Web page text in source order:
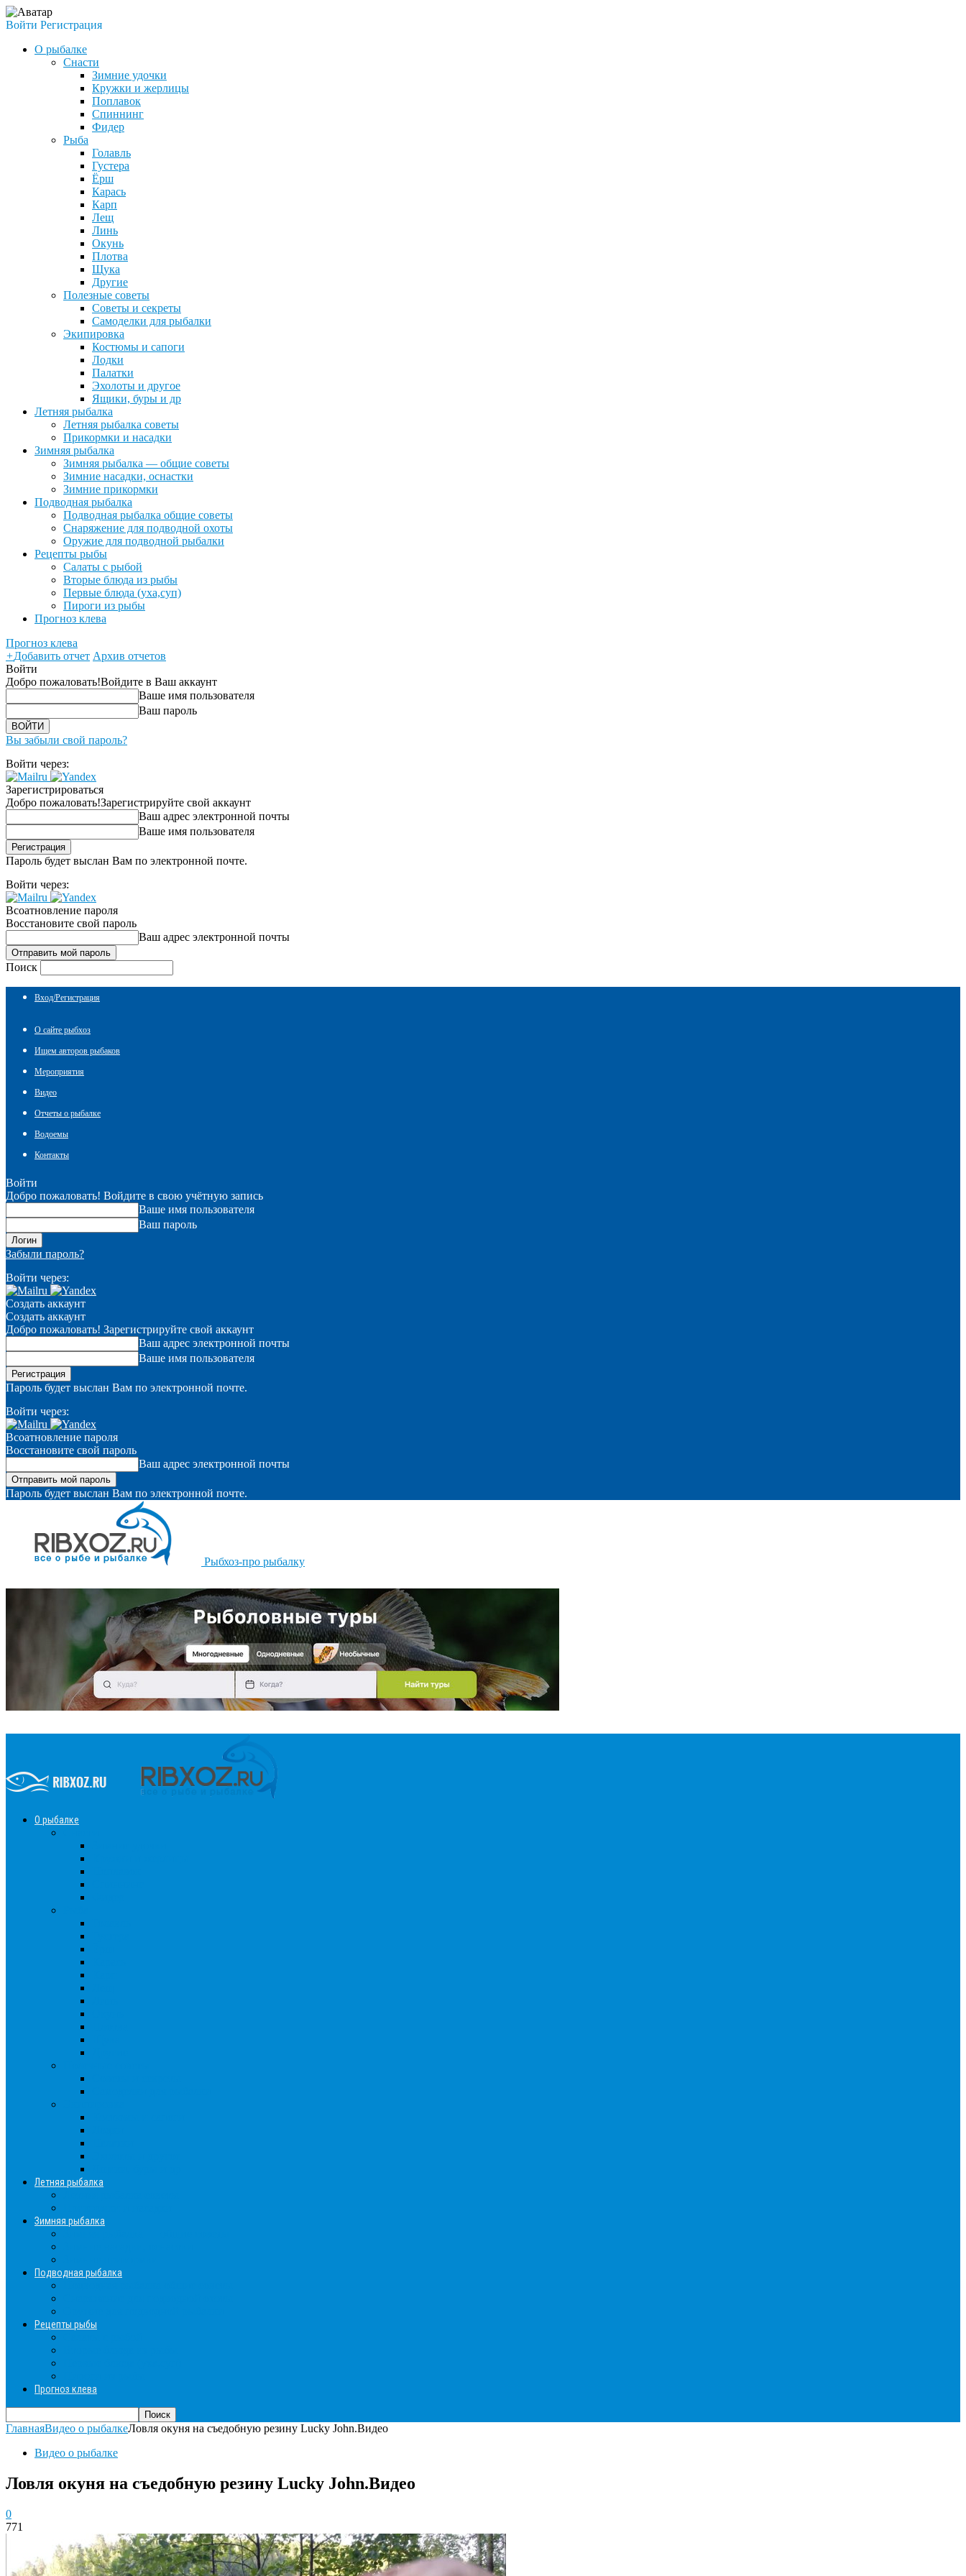
Войти Регистрация
О рыбалке
Снасти
Зимние удочки
Кружки и жерлицы
Поплавок
Спиннинг
Фидер
Рыба
Голавль
Густера
Ёрш
Карась
Карп
Лещ
Линь
Окунь
Плотва
Щука
Другие
Полезные советы
Советы и секреты
Самоделки для рыбалки
Экипировка
Костюмы и сапоги
Лодки
Палатки
Эхолоты и другое
Ящики, буры и др
Летняя рыбалка
Летняя рыбалка советы
Прикормки и насадки
Зимняя рыбалка
Зимняя рыбалка — общие советы
Зимние насадки, оснастки
Зимние прикормки
Подводная рыбалка
Подводная рыбалка общие советы
Снаряжение для подводной охоты
Оружие для подводной рыбалки
Рецепты рыбы
Салаты с рыбой
Вторые блюда из рыбы
Первые блюда (уха,суп)
Пироги из рыбы
Прогноз клева
Прогноз клева
+Добавить отчет Архив отчетов
Войти
Добро пожаловать!Войдите в Ваш аккаунт
Ваше имя пользователя
Ваш пароль
Вы забыли свой пароль?
Войти через:
Зарегистрироваться
Добро пожаловать!Зарегистрируйте свой аккаунт
Ваш адрес электронной почты
Ваше имя пользователя
Пароль будет выслан Вам по электронной почте.
Войти через:
Всоатновление пароля
Восстановите свой пароль
Ваш адрес электронной почты
Поиск
Вход/Регистрация
О сайте рыбхоз
Ищем авторов рыбаков
Мероприятия
Видео
Отчеты о рыбалке
Водоемы
Контакты
Войти
Добро пожаловать! Войдите в свою учётную запись
Ваше имя пользователя
Ваш пароль
Забыли пароль?
Войти через:
Создать аккаунт
Создать аккаунт
Добро пожаловать! Зарегистрируйте свой аккаунт
Ваш адрес электронной почты
Ваше имя пользователя
Пароль будет выслан Вам по электронной почте.
Войти через:
Всоатновление пароля
Восстановите свой пароль
Ваш адрес электронной почты
Пароль будет выслан Вам по электронной почте.
Рыбхоз-про рыбалку
О рыбалке
Летняя рыбалка
Зимняя рыбалка
Подводная рыбалка
Рецепты рыбы
Прогноз клева
ГлавнаяВидео о рыбалкеЛовля окуня на съедобную резину Lucky John.Видео
Видео о рыбалке
Ловля окуня на съедобную резину Lucky John.Видео
0
771